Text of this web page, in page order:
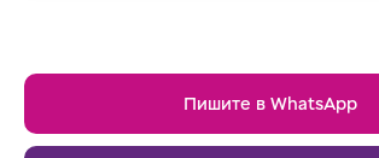
Пишите в WhatsApp